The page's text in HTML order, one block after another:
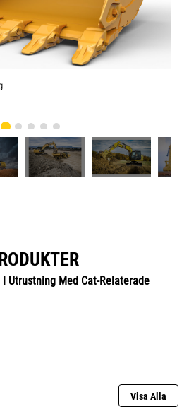
Utrustning Med Cat-Relaterade
Visa Alla